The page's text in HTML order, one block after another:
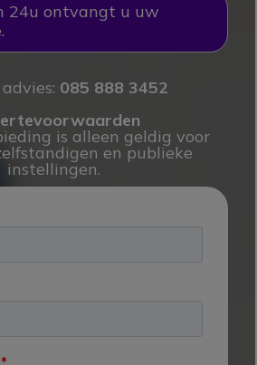
24u ontvangt u uw
085 888 3452
is alleen geldig voor
en publieke
instellingen.